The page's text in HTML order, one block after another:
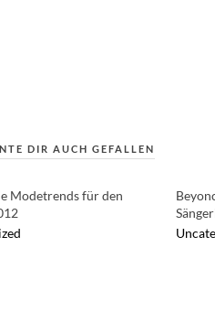
DIR AUCH GEFALLEN
Modetrends für den